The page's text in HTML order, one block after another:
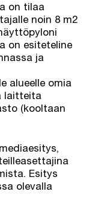
on tilaa
noin 8 m2
on esiteteline
ja
alueelle omia
laitteita
(kooltaan
Esitys
olevalla